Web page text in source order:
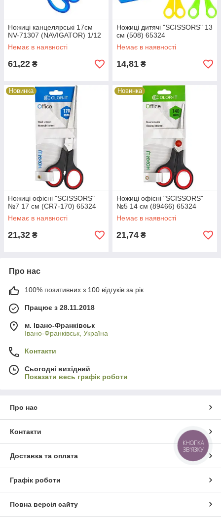
Ножиці канцелярські 17см
NV-71307 (NAVIGATOR) 1/12
Немає в наявності
61,22 ₴
Ножиці дитячі "SCISSORS" 13
см (508) 65324
Немає в наявності
14,81 ₴
Новинка
Ножиці офісні "SCISSORS"
№7 17 см (CR7-170) 65324
Немає в наявності
21,32 ₴
Новинка
Ножиці офісні "SCISSORS"
№5 14 см (89466) 65324
Немає в наявності
21,74 ₴
Про нас
100% позитивних з 100 відгуків за рік
Працює з 28.11.2018
м. Івано-Франківськ
Івано-Франківськ, Україна
Контакти
Сьогодні вихідний
Показати весь графік роботи
Про нас
Контакти
Доставка та оплата
Графік роботи
Повна версія сайту
КНОПКА
ЗВ'ЯЗКУ